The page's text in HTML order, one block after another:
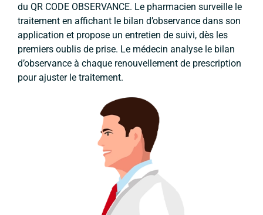
du QR CODE OBSERVANCE. Le pharmacien surveille le
traitement en affichant le bilan d’observance dans son
application et propose un entretien de suivi, dès les
premiers oublis de prise. Le médecin analyse le bilan
d’observance à chaque renouvellement de prescription
pour ajuster le traitement.